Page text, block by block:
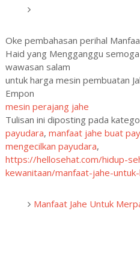
Oke pembahasan perihal
Haid yang Mengganggu
wawasan salam
untuk harga mesin pembuatan
Empon
mesin perajang jahe
Tulisan ini diposting pada
payudara, manfaat jahe buat
mengecilkan payudara,
https://hellosehat.com/hidup-
kewanitaan/manfaat-jahe-
Manfaat Jahe Untuk